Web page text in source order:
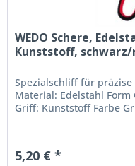
WEDO Schere,
Kunststoff, schwarz/
Spezialschliff für
Material: Edelstahl
Griff: Kunststoff Farbe
5,20 € *